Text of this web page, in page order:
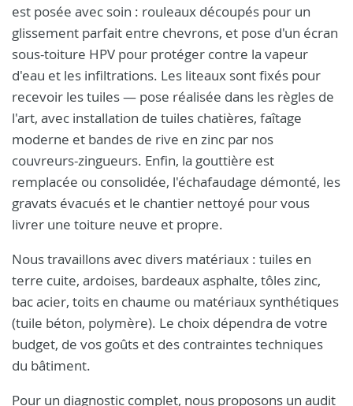
est posée avec soin : rouleaux découpés pour un
glissement parfait entre chevrons, et pose d'un écran
sous-toiture HPV pour protéger contre la vapeur
d'eau et les infiltrations. Les liteaux sont fixés pour
recevoir les tuiles — pose réalisée dans les règles de
l'art, avec installation de tuiles chatières, faîtage
moderne et bandes de rive en zinc par nos
couvreurs-zingueurs. Enfin, la gouttière est
remplacée ou consolidée, l'échafaudage démonté, les
gravats évacués et le chantier nettoyé pour vous
livrer une toiture neuve et propre.
Nous travaillons avec divers matériaux : tuiles en
terre cuite, ardoises, bardeaux asphalte, tôles zinc,
bac acier, toits en chaume ou matériaux synthétiques
(tuile béton, polymère). Le choix dépendra de votre
budget, de vos goûts et des contraintes techniques
du bâtiment.
Pour un diagnostic complet, nous proposons un audit